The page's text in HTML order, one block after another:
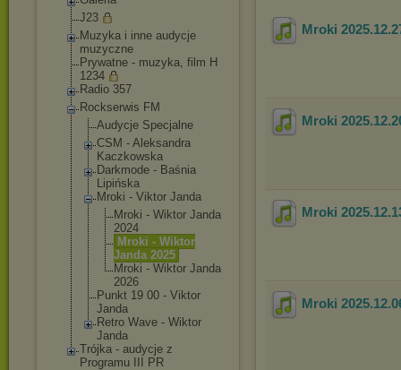
J23
Muzyka i inne audycje
muzyczne
Prywatne - muzyka, film H
1234
Radio 357
Rockserwis FM
Audycje Specjalne
CSM - Aleksandra
Kaczkowska
Darkmode - Baśnia
Lipińska
Mroki - Viktor Janda
Mroki - Wiktor Janda
2024
Mroki - Wiktor
Janda 2025
Mroki - Wiktor Janda
2026
Punkt 19 00 - Viktor
Janda
Retro Wave - Wiktor
Janda
Trójka - audycje z
Programu III PR
Mroki
Mroki
Mroki
Mroki